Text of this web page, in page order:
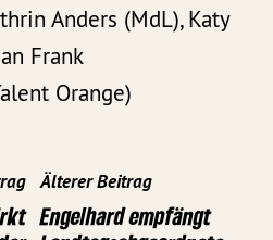
Anders (MdL), Katy
Frank
Orange)
Älterer Beitrag
Engelhard empfängt